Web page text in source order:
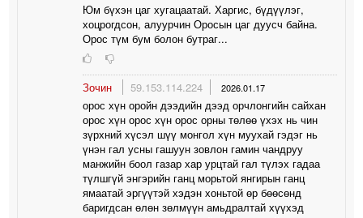
Юм бүхэн цаг хугацаатай. Харгис, бүдүүлэг,
хоцрогдсон, алуурчин Оросын цаг дуусч байна.
Орос түм бум болон бутраг...
Зочин 59.153.114.224 2026.01.17
орос хүн оройн дээдийн дээд орчлонгийн сайхан
орос хүн орос хүн орос орны төлөө үхэх нь чин
зүрхний хүсэл шүү монгол хүн муухай гэдэг нь
үнэн гал усны гашуун зовлон гамин чандруу
манжийн боол газар хар урцтай гал түлэх гадаа
түлшгүй энгэрийн ганц морьтой янгирын ганц
ямаатай эргүүтэй хэдэн хоньтой өр бөөсөнд
баригдсан өлөн зөлмүүн амьдралтай хүүхэд